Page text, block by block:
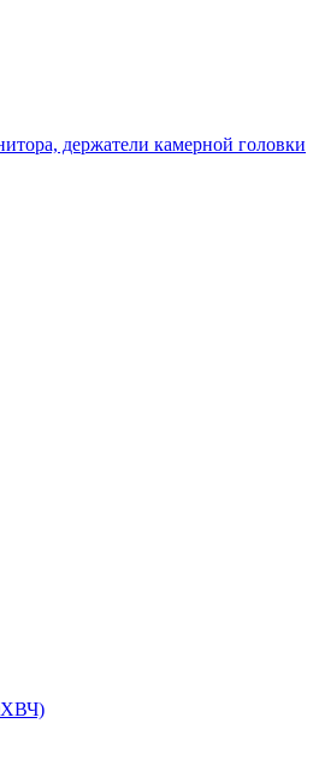
держатели камерной головки